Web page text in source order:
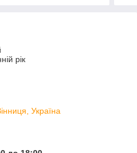
рік
Україна